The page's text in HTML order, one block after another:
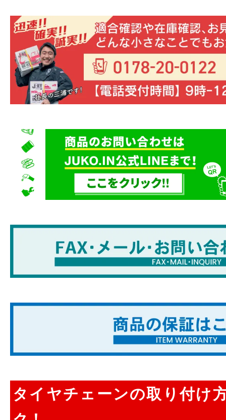
タイヤチェーンの取り付け